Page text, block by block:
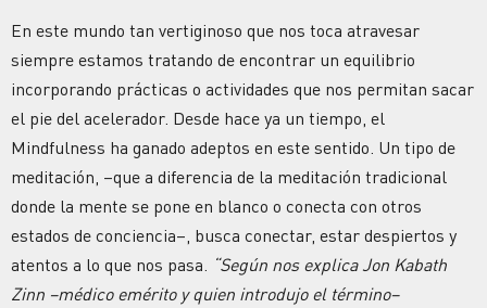
En este mundo tan vertiginoso que nos toca atravesar
siempre estamos tratando de encontrar un equilibrio
incorporando prácticas o actividades que nos permitan sacar
el pie del acelerador. Desde hace ya un tiempo, el
Mindfulness ha ganado adeptos en este sentido. Un tipo de
meditación, –que a diferencia de la meditación tradicional
donde la mente se pone en blanco o conecta con otros
estados de conciencia–, busca conectar, estar despiertos y
atentos a lo que nos pasa. “Según nos explica Jon Kabath
Zinn –médico emérito y quien introdujo el término–